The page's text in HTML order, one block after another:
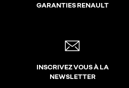
GARANTIES RENAULT
INSCRIVEZ VOUS À LA
NEWSLETTER